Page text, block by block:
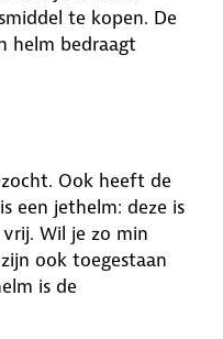
te kopen. De
helm bedraagt
Ook heeft de
een jethelm: deze is
Wil je zo min
ook toegestaan
is de